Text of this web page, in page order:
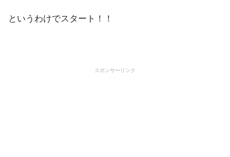
というわけでスタート！！
スポンサーリンク